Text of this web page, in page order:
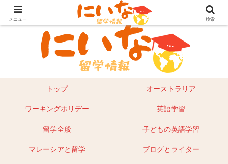
目指せ！英語留学｜オーストラリア留学やマレーシアもあり
トップ オーストラリア
ワーキングホリデー 英語学習
留学全般 子どもの英語学習
マレーシアと留学 ブログとライター
メニュー 検索